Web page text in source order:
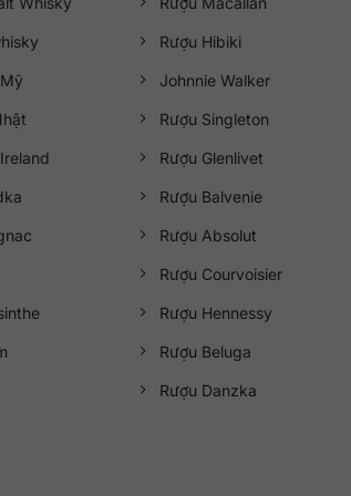
hiện đại, tiện lợi. Sản phẩm được
Thành phố Hà Nội
Rượu Hibiki
Johnnie Walker
Rượu Singleton
Rượu Glenlivet
Rượu Balvenie
Rượu Absolut
Rượu Courvoisier
Rượu Hennessy
Rượu Beluga
Rượu Danzka